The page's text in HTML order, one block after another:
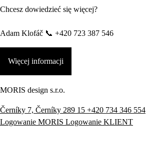
Chcesz dowiedzieć się więcej?
Adam Klofáč 📞 +420 723 387 546
Więcej informacji
MORIS design s.r.o.
Černíky 7, Černíky 289 15 +420 734 346 554
Logowanie MORIS Logowanie KLIENT